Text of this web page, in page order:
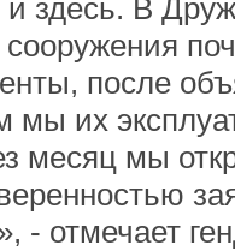
здесь. В
после
мы их
месяц мы
- отмечает